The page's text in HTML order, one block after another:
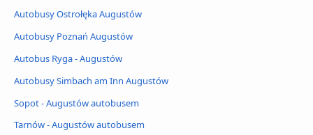
Autobusy Ostrołęka Augustów
Autobusy Poznań Augustów
Autobus Ryga - Augustów
Autobusy Simbach am Inn Augustów
Sopot - Augustów autobusem
Tarnów - Augustów autobusem